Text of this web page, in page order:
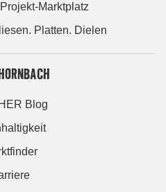
Marktplatz
Platten. Dielen
Blog